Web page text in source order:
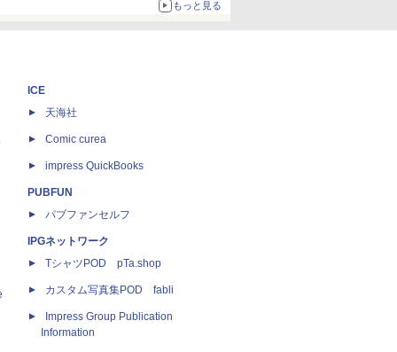
もっと見る
ICE
天海社
Comic curea
impress QuickBooks
PUBFUN
パブファンセルフ
IPGネットワーク
TシャツPOD pTa.shop
カスタム写真集POD fabli
Impress Group Publication
Information